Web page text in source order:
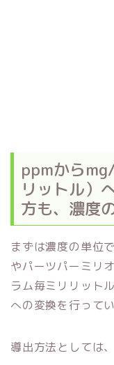
ppmから
リットル）
方も、濃度
まずは濃度の単位
やパーツパーミリ
ラム毎ミリリット
への変換を行って
導出方法としては、